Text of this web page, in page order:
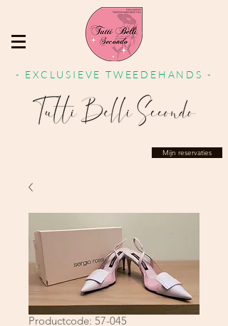
- EXCLUSIEVE TWEEDEHANDS -
Mijn reservaties
Productcode: 57-045